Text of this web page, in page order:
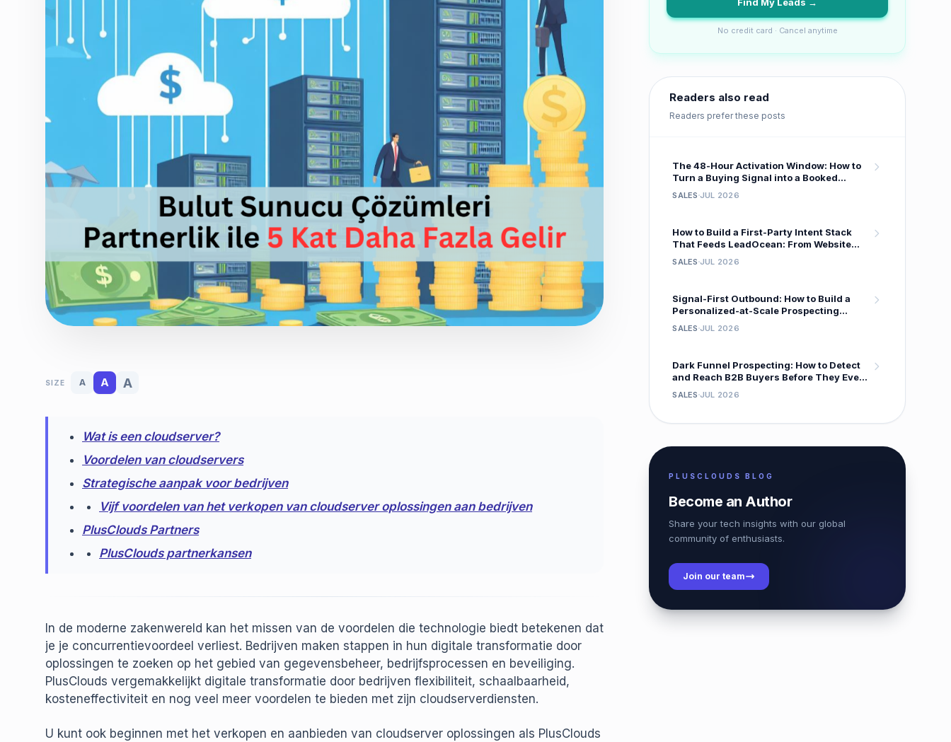
SIZE A A A
Wat is een cloudserver?
Voordelen van cloudservers
Strategische aanpak voor bedrijven
Vijf voordelen van het verkopen van cloudserver oplossingen aan bedrijven
PlusClouds Partners
PlusClouds partnerkansen
In de moderne zakenwereld kan het missen van de voordelen die technologie biedt betekenen dat
je je concurrentievoordeel verliest. Bedrijven maken stappen in hun digitale transformatie door
oplossingen te zoeken op het gebied van gegevensbeheer, bedrijfsprocessen en beveiliging.
PlusClouds vergemakkelijkt digitale transformatie door bedrijven flexibiliteit, schaalbaarheid,
kosteneffectiviteit en nog veel meer voordelen te bieden met zijn cloudserverdiensten.
U kunt ook beginnen met het verkopen en aanbieden van cloudserver oplossingen als PlusClouds
No credit card · Cancel anytime
Readers also read
Readers prefer these posts
The 48-Hour Activation Window: How to
Turn a Buying Signal into a Booked
Sees It
SALES JUL 2026
How to Build a First-Party Intent Stack
That Feeds LeadOcean: From Website
Workflow
SALES JUL 2026
Signal-First Outbound: How to Build a
Personalized-at-Scale Prospecting
SALES JUL 2026
Dark Funnel Prospecting: How to Detect
and Reach B2B Buyers Before They Ever
SALES JUL 2026
PLUSCLOUDS BLOG
Become an Author
Share your tech insights with our global
community of enthusiasts.
Join our team